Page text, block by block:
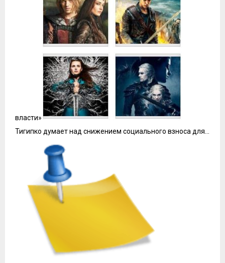
власти»
Тигипко думает над снижением социального взноса для…